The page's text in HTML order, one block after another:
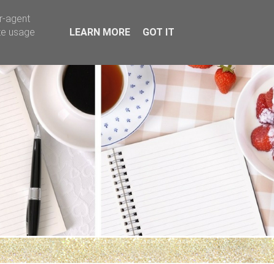
agent
usage
LEARN MORE GOT IT